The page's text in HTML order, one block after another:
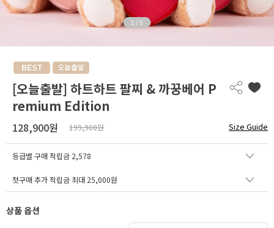
1 / 5
[오늘출발] 하트하트 팔찌 & 까꿍베어 P
remium Edition
128,900원 199,900원 Size Guide
등급별 구매 적립금 2,578
첫구매 추가 적립금 최대 25,000원
상품 옵션